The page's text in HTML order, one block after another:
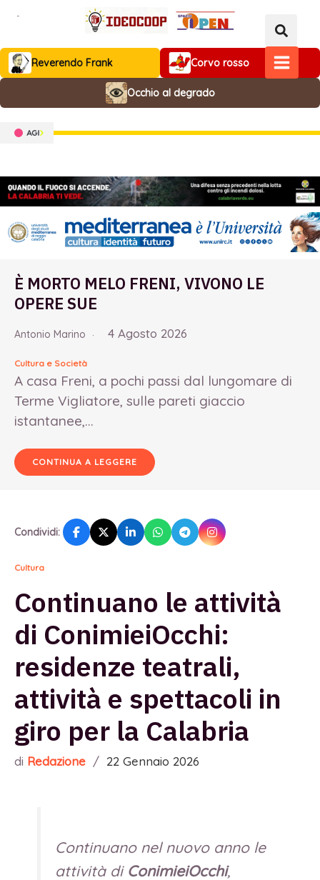
MAIN
Reverendo Frank Corvo rosso
Occhio al degrado
È MORTO MELO FRENI, VIVONO LE
OPERE SUE
Antonio Marino 4 Agosto 2026
Cultura e Società
A casa Freni, a pochi passi dal lungomare di
Terme Vigliatore, sulle pareti giaccio
istantanee,...
CONTINUA A LEGGERE
Condividi:
Cultura
Continuano le attività
di ConimieiOcchi:
residenze teatrali,
attività e spettacoli in
giro per la Calabria
di Redazione / 22 Gennaio 2026
Continuano nel nuovo anno le
attività di ConimieiOcchi,